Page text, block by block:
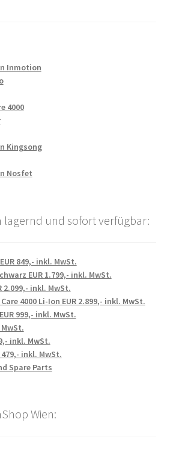
Inmotion
4000
Kingsong
Nosfet
lagernd und sofort verfügbar:
849,- inkl. MwSt.
EUR 1.799,- inkl. MwSt.
2.099,- inkl. MwSt.
4000 Li-Ion EUR 2.899,- inkl. MwSt.
999,- inkl. MwSt.
inkl. MwSt.
479,- inkl. MwSt.
Spare Parts
Wien: